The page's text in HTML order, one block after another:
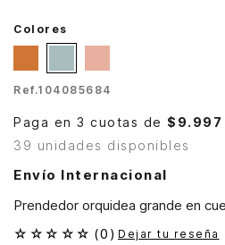
Colores
Ref.104085684
Paga en 3 cuotas de $9.997
39 unidades disponibles
Envío Internacional
Prendedor orquidea grande en
☆ ☆ ☆ ☆ ☆ (0 ) Dejar tu reseña